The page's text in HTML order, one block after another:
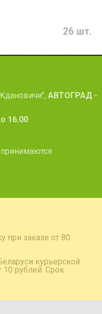
26 шт.
АВТОГРАД -
16.00
при заказе от 80
курьерской
10 рублей. Срок